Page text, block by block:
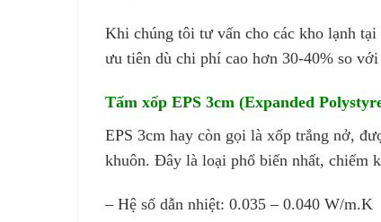
Khi chúng tôi tư vấn cho các kho lạnh
ưu tiên dù chi phí cao hơn 30-40% so
Tấm xốp EPS 3cm (Expanded
EPS 3cm hay còn gọi là xốp trắng nở,
khuôn. Đây là loại phổ biến nhất, chiếm
– Hệ số dẫn nhiệt: 0.035 – 0.040 W/m.K